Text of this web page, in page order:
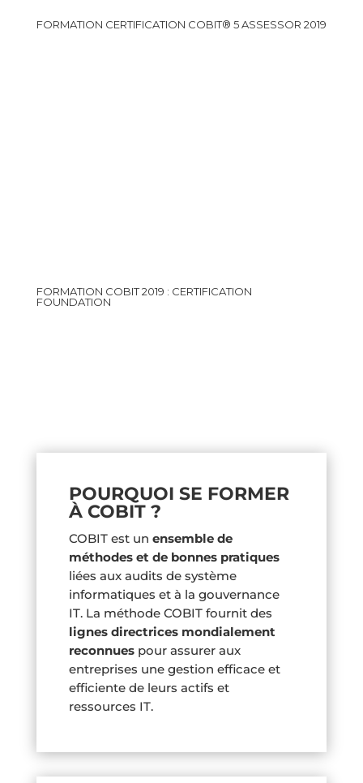
FORMATION CERTIFICATION COBIT® 5 ASSESSOR 2019
FORMATION COBIT 2019 : CERTIFICATION
FOUNDATION
POURQUOI SE FORMER
À COBIT?
COBIT est un ensemble de
méthodes et de bonnes pratiques
liées aux audits de système
informatiques et à la gouvernance
IT. La méthode COBIT fournit des
lignes directrices mondialement
reconnuespour assurer aux
entreprises une gestion efficace et
efficiente de leurs actifs et
ressources IT.